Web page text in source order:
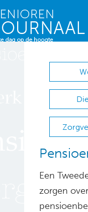
Een
zorgen